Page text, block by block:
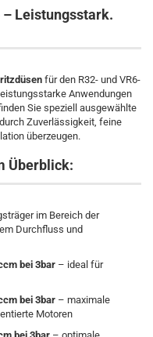
– Leistungsstark.
für den R32- und VR6-
Anwendungen
Sie speziell ausgewählte
Zuverlässigkeit, feine
überzeugen.
Überblick:
im Bereich der
Durchfluss und
bei 3bar – ideal für
bei 3bar – maximale
Motoren